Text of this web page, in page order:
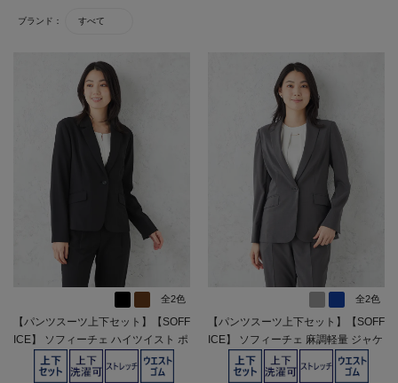
ブランド： すべて
全2色
【パンツスーツ上下セット】【SOFF
ICE】 ソフィーチェ ハイツイスト ポ
リ 1つボタン 上下ウォッシャブル 春
夏【レディース】
全2色
【パンツスーツ上下セット】【SOFF
ICE】 ソフィーチェ 麻調軽量 ジャケ
ット パンツセット 長袖布帛 ストレ
ッチ ウォッシャブル 春夏【レディー